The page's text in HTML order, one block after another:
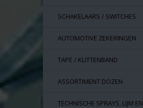
SCHAKELAARS / SWITCHES
AUTOMOTIVE ZEKERINGEN
TAPE / KLITTENBAND
ASSORTIMENT DOZEN
TECHNISCHE SPRAYS, LIJM EN